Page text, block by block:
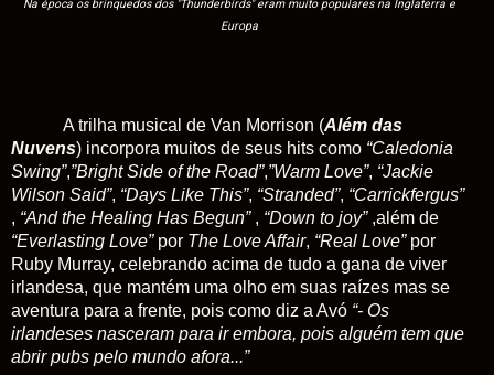
Na época os brinquedos dos "Thunderbirds" eram muito populares na Inglaterra e
Europa
A trilha musical de Van Morrison (Além das
Nuvens) incorpora muitos de seus hits como “Caledonia
Swing”,”Bright Side of the Road”,”Warm Love”, “Jackie
Wilson Said”, “Days Like This”, “Stranded”, “Carrickfergus”
, “And the Healing Has Begun”, “Down to joy”,além de
“Everlasting Love”por The Love Affair, “Real Love”por
Ruby Murray, celebrando acima de tudo a gana de viver
irlandesa, que mantém uma olho em suas raízes mas se
aventura para a frente, pois como diz a Avó “- Os
irlandeses nasceram para ir embora, pois alguém tem que
abrir pubs pelo mundo afora...”